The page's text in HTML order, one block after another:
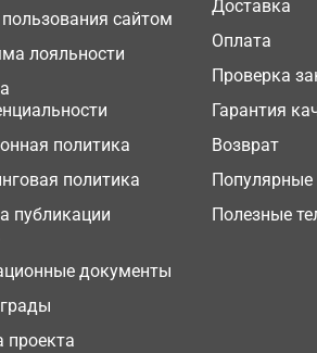
сайтом
лояльности
политика
политика
публикации
документы
проекта
Доставка
Оплата
Проверка
Гарантия
Возврат
Популярные
Полезные